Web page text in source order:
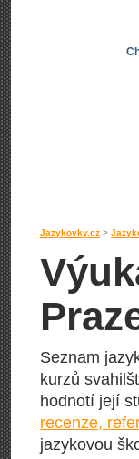
Jazykovky.cz >
Seznam
kurzů
hodnotí její
recenze,
jazykovou